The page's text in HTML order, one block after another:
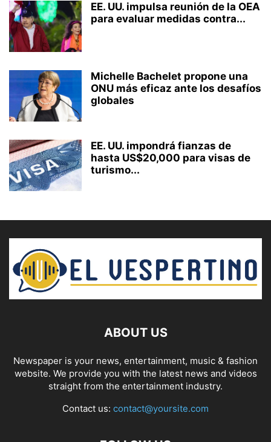
EE. UU. impulsa reunión de la OEA
para evaluar medidas contra...
Michelle Bachelet propone una
ONU más eficaz ante los desafíos
globales
EE. UU. impondrá fianzas de
hasta US$20,000 para visas de
turismo...
ABOUT US
Newspaper is your news, entertainment, music & fashion
website. We provide you with the latest news and videos
straight from the entertainment industry.
Contact us: contact@yoursite.com